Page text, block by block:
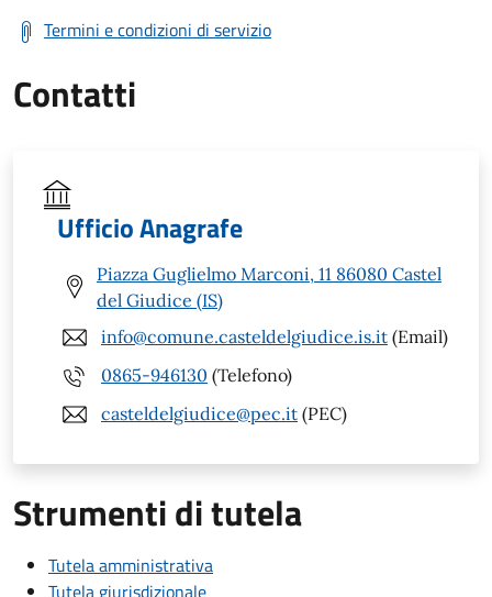
Termini e condizioni di servizio
Contatti
Ufficio Anagrafe
Piazza Guglielmo Marconi, 11 86080 Castel
del Giudice (IS)
info@comune.casteldelgiudice.is.it (Email)
0865-946130 (Telefono)
casteldelgiudice@pec.it (PEC)
Strumenti di tutela
Tutela amministrativa
Tutela giurisdizionale